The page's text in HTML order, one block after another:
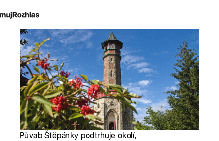
Půvab Štěpánky podtrhuje okolí,